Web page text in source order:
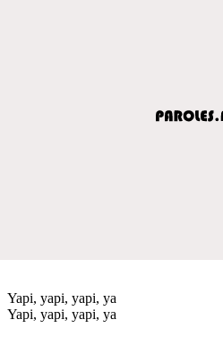
Yapi, yapi, yapi, ya
Yapi, yapi, yapi, ya